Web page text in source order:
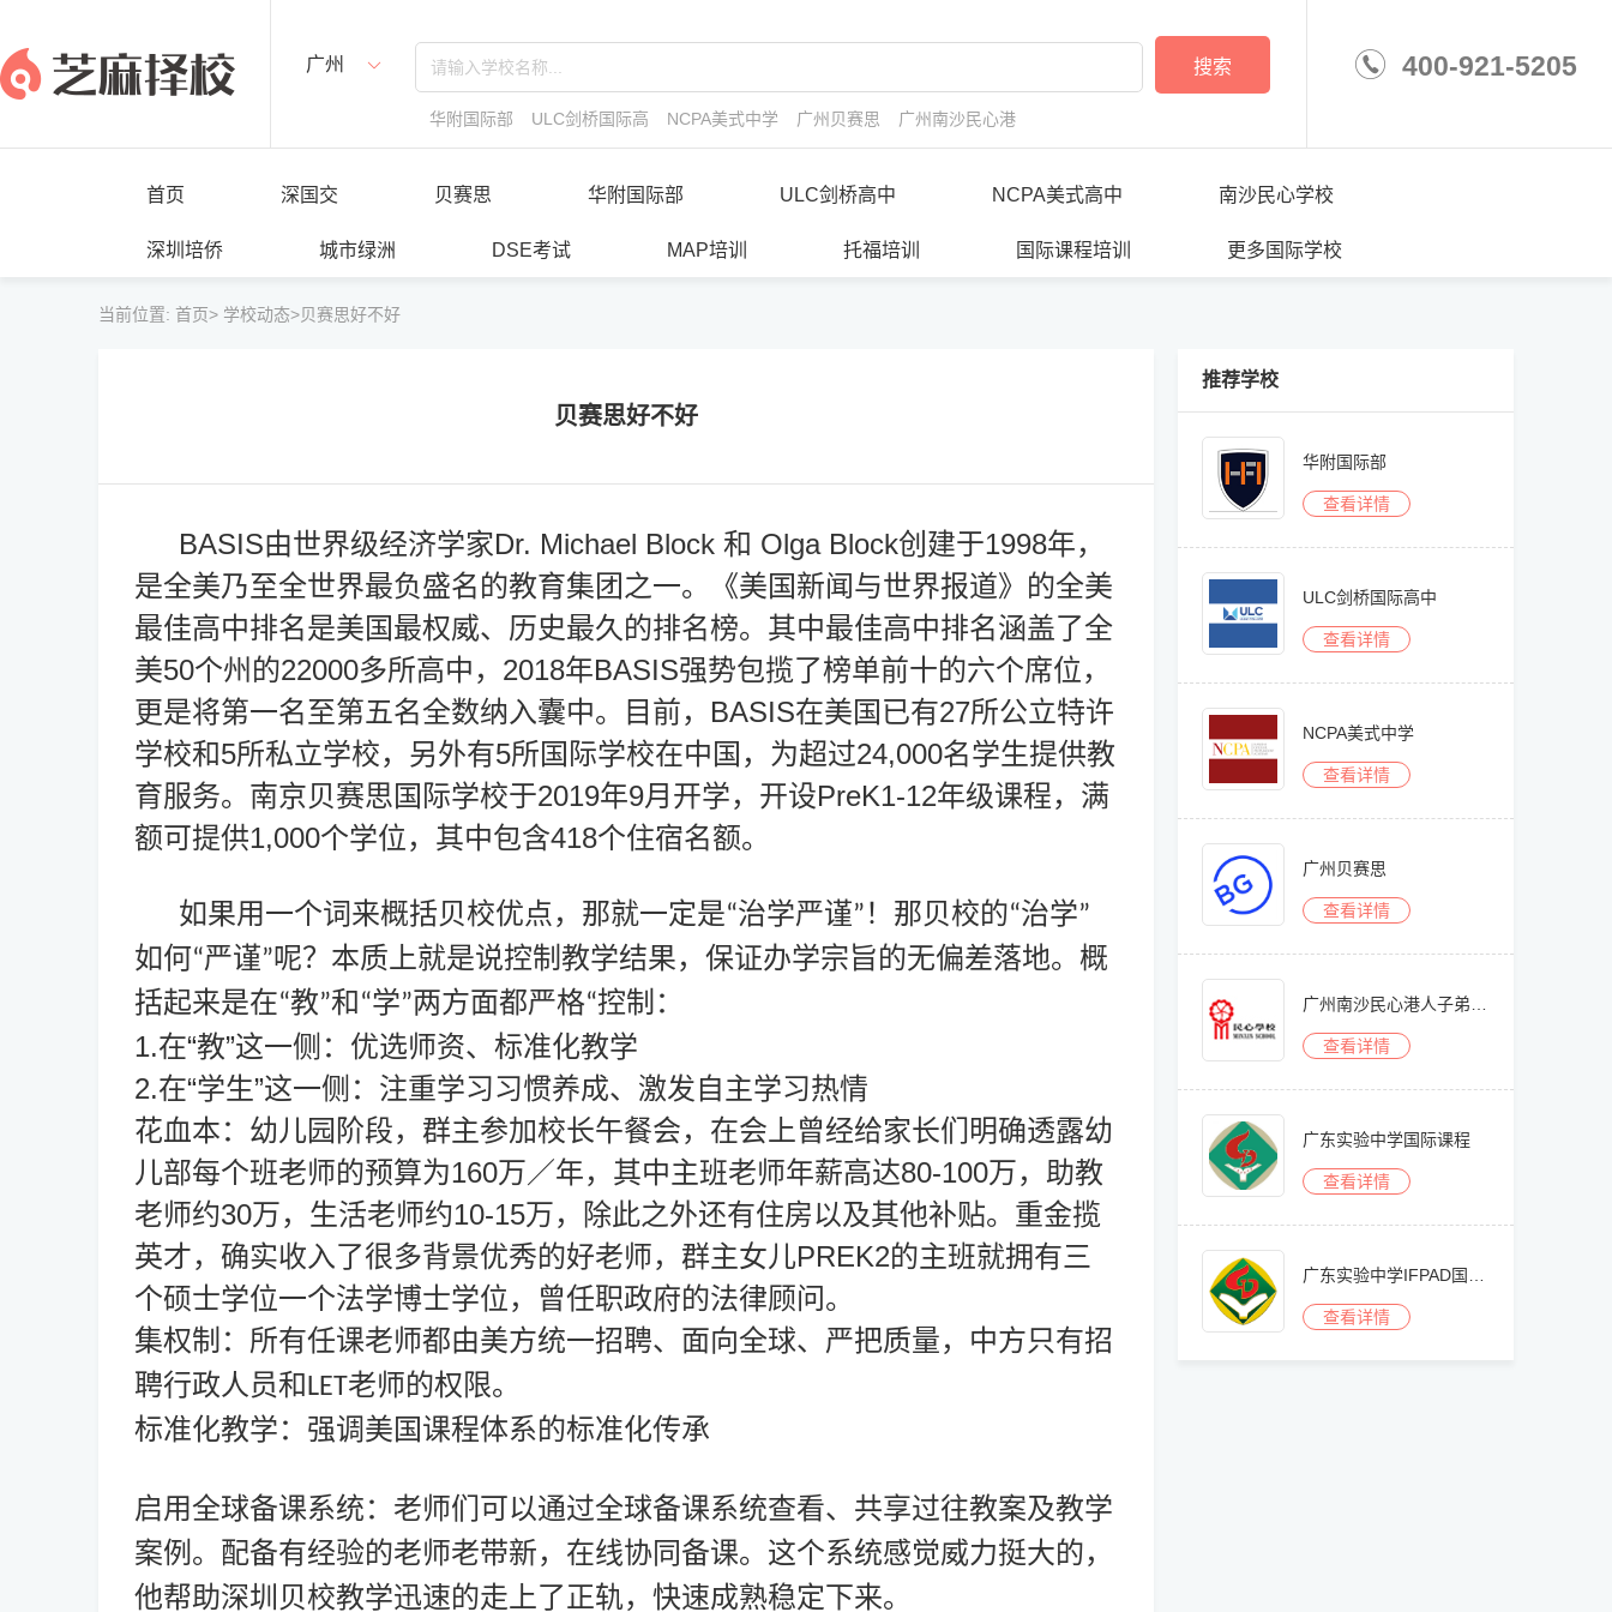
广州 搜索
华附国际部 ULC剑桥国际高中 NCPA美式中学 广州贝赛思 广州南沙民心港人子弟学校
400-921-5205
首页 深国交 贝赛思 华附国际部 ULC剑桥高中 NCPA美式高中 南沙民心学校
深圳培侨 城市绿洲 DSE考试 MAP培训 托福培训 国际课程培训 更多国际学校
当前位置: 首页> 学校动态>贝赛思好不好
贝赛思好不好
BASIS由世界级经济学家Dr. Michael Block 和 Olga Block创建于1998年，
是全美乃至全世界最负盛名的教育集团之一。《美国新闻与世界报道》的全美
最佳高中排名是美国最权威、历史最久的排名榜。其中最佳高中排名涵盖了全
美50个州的22000多所高中， 2018年BASIS强势包揽了榜单前十的六个席位，
更是将第一名至第五名全数纳入囊中。目前， BASIS在美国已有27所公立特许
学校和5所私立学校，另外有5所国际学校在中国，为超过24,000名学生提供教
育服务。南京贝赛思国际学校于2019年9月开学，开设PreK1-12年级课程，满
额可提供1,000个学位，其中包含418个住宿名额。
如果用一个词来概括贝校优点，那就一定是“治学严谨” ！那贝校的“治学”
如何“严谨”呢？本质上就是说控制教学结果，保证办学宗旨的无偏差落地。概
括起来是在“教”和 “学”两方面都严格“控制：
1.在“教”这一侧：优选师资、标准化教学
2.在“学生”这一侧：注重学习习惯养成、激发自主学习热情
花血本：幼儿园阶段，群主参加校长午餐会，在会上曾经给家长们明确透露幼
儿部每个班老师的预算为160万／年，其中主班老师年薪高达80-100万，助教
老师约30万，生活老师约10-15万，除此之外还有住房以及其他补贴。重金揽
英才，确实收入了很多背景优秀的好老师，群主女儿PREK2的主班就拥有三
个硕士学位一个法学博士学位，曾任职政府的法律顾问。
集权制：所有任课老师都由美方统一招聘、面向全球、严把质量，中方只有招
聘行政人员和LET老师的权限。
标准化教学：强调美国课程体系的标准化传承
启用全球备课系统：老师们可以通过全球备课系统查看、共享过往教案及教学
案例。配备有经验的老师老带新，在线协同备课。这个系统感觉威力挺大的，
他帮助深圳贝校教学迅速的走上了正轨，快速成熟稳定下来。
推荐学校
华附国际部
查看详情
ULC剑桥国际高中
查看详情
NCPA美式中学
查看详情
广州贝赛思
查看详情
查看详情
广东实验中学国际课程
查看详情
查看详情